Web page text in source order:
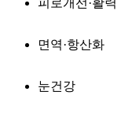
면역·항산화
눈건강